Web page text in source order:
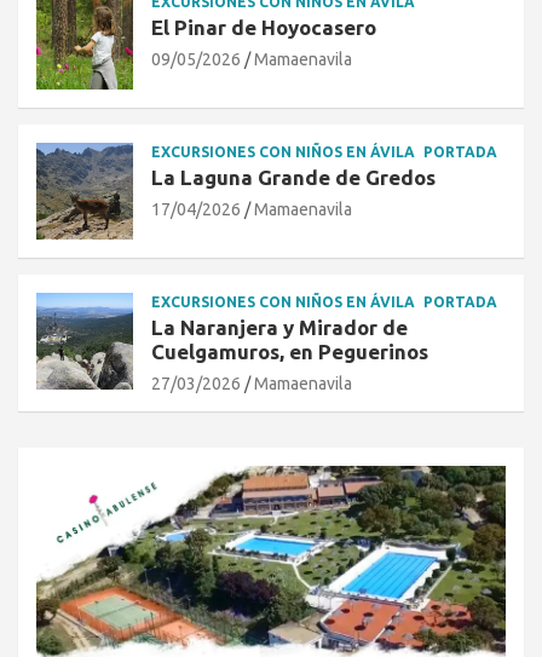
El Pinar de Hoyocasero
09/05/2026 Mamaenavila
EXCURSIONES CON NIÑOS EN ÁVILA PORTADA
La Laguna Grande de Gredos
17/04/2026 Mamaenavila
EXCURSIONES CON NIÑOS EN ÁVILA PORTADA
La Naranjera y Mirador de
Cuelgamuros, en Peguerinos
27/03/2026 Mamaenavila